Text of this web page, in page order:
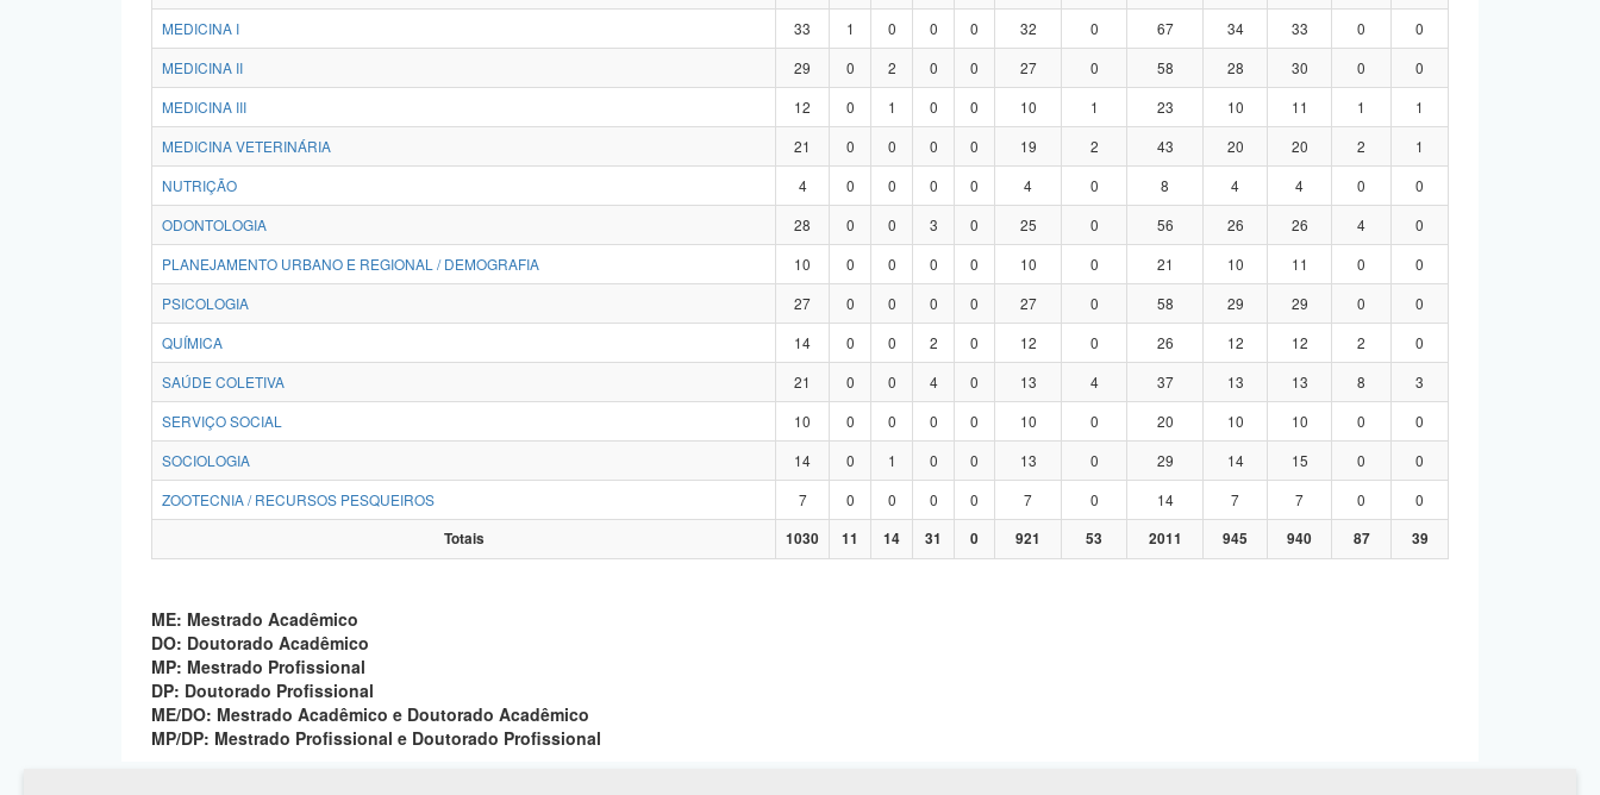
MEDICINA I
33 1 0 0 0 32 0 67 34 33 0
0
MEDICINA II
29 0 2 0 0 27 0 58 28 30 0
0
MEDICINA III
12 0 1 0 0 10 1 23 10 11 1
1
MEDICINA VETERINÁRIA
21 0 0 0 0 19 2 43 20 20 2
1
NUTRIÇÃO
4 0 0 0 0 4 0 8 4 4 0
0
ODONTOLOGIA
28 0 0 3 0 25 0 56 26 26 4
0
PLANEJAMENTO URBANO E REGIONAL / DEMOGRAFIA
10 0 0 0 0 10 0 21 10 11 0
0
PSICOLOGIA
27 0 0 0 0 27 0 58 29 29 0
0
QUÍMICA
14 0 0 2 0 12 0 26 12 12 2
0
SAÚDE COLETIVA
21 0 0 4 0 13 4 37 13 13 8
3
SERVIÇO SOCIAL
10 0 0 0 0 10 0 20 10 10 0
0
SOCIOLOGIA
14 0 1 0 0 13 0 29 14 15 0
0
ZOOTECNIA / RECURSOS PESQUEIROS
7 0 0 0 0 7 0 14 7 7 0
0
Totais
1030 11 14 31 0 921 53 2011 945 940 87 39
ME: Mestrado Acadêmico
DO: Doutorado Acadêmico
MP: Mestrado Profissional
DP: Doutorado Profissional
ME/DO: Mestrado Acadêmico e Doutorado Acadêmico
MP/DP: Mestrado Profissional e Doutorado Profissional